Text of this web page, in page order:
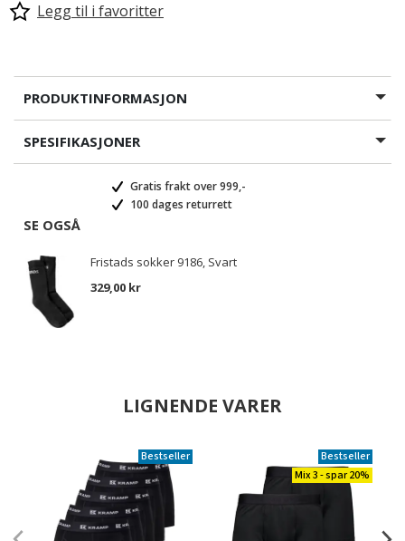
Legg til i favoritter
PRODUKTINFORMASJON
SPESIFIKASJONER
Gratis frakt over 999,-
100 dages returrett
SE OGSÅ
Fristads sokker 9186, Svart
329,00 kr
LIGNENDE VARER
Bestseller
Bestseller
Mix 3 - spar 20%